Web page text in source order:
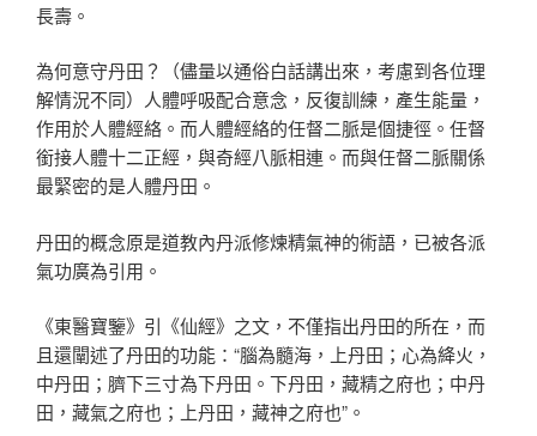
長壽。
為何意守丹田？（儘量以通俗白話講出來，考慮到各位理
解情況不同）人體呼吸配合意念，反復訓練，產生能量，
作用於人體經絡。而人體經絡的任督二脈是個捷徑。任督
銜接人體十二正經，與奇經八脈相連。而與任督二脈關係
最緊密的是人體丹田。
丹田的概念原是道教內丹派修煉精氣神的術語，已被各派
氣功廣為引用。
《東醫寶鑒》引《仙經》之文，不僅指出丹田的所在，而
且還闡述了丹田的功能：“腦為髓海，上丹田；心為絳火，
中丹田；臍下三寸為下丹田。下丹田，藏精之府也；中丹
田，藏氣之府也；上丹田，藏神之府也”。